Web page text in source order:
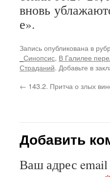
вновь
е».
Запись опубликована в
_Синопсис, В Галилее
Страданий. Добавьте в
← 143.2. Притча о злых
Добавить
Ваш адрес email